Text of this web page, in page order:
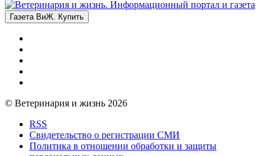
Газета ВиЖ. Купить
© Ветеринария и жизнь 2026
RSS
Свидетельство о регистрации СМИ
Политика в отношении обработки и защиты